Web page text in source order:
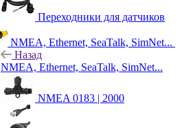
Переходники для датчиков
NMEA, Ethernet, SeaTalk, SimNet...
Назад
NMEA, Ethernet, SeaTalk, SimNet...
NMEA 0183 | 2000